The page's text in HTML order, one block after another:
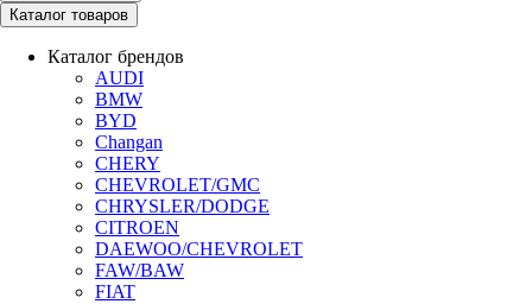
Каталог товаров
Каталог брендов
AUDI
BMW
BYD
Changan
CHERY
CHEVROLET/GMC
CHRYSLER/DODGE
CITROEN
DAEWOO/CHEVROLET
FAW/BAW
FIAT